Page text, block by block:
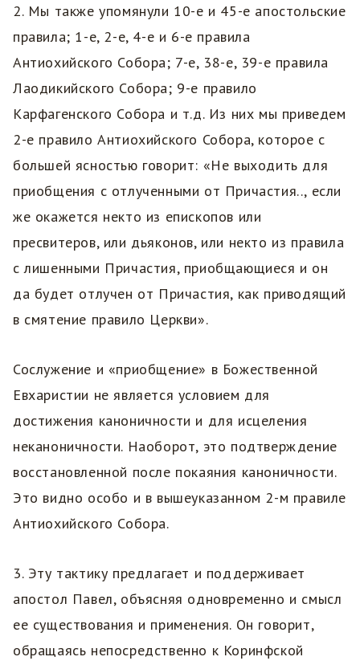
2. Мы также упомянули 10-е и 45-е апостольские
правила; 1-е, 2-е, 4-е и 6-е правила
Антиохийского Собора; 7-е, 38-е, 39-е правила
Лаодикийского Собора; 9-е правило
Карфагенского Собора и т.д. Из них мы приведем
2-е правило Антиохийского Собора, которое с
большей ясностью говорит: «Не выходить для
приобщения с отлученными от Причастия.., если
же окажется некто из епископов или
пресвитеров, или дьяконов, или некто из правила
с лишенными Причастия, приобщающиеся и он
да будет отлучен от Причастия, как приводящий
в смятение правило Церкви».
Сослужение и «приобщение» в Божественной
Евхаристии не является условием для
достижения каноничности и для исцеления
неканоничности. Наоборот, это подтверждение
восстановленной после покаяния каноничности.
Это видно особо и в вышеуказанном 2-м правиле
Антиохийского Собора.
3. Эту тактику предлагает и поддерживает
апостол Павел, объясняя одновременно и смысл
ее существования и применения. Он говорит,
обращаясь непосредственно к Коринфской